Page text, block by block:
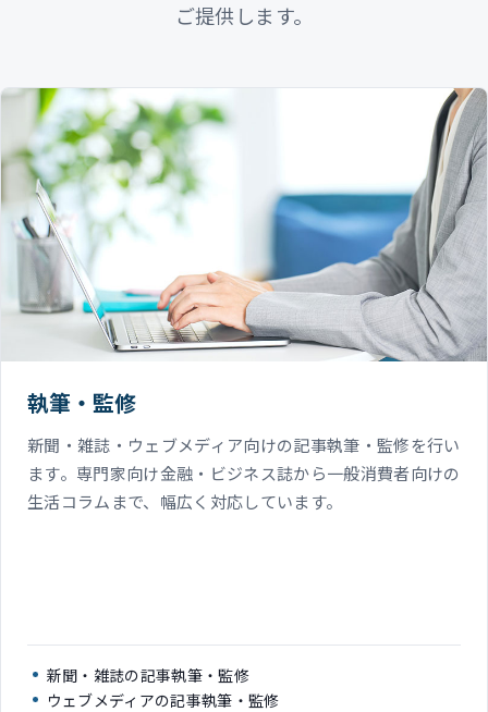
ご提供します。
執筆・監修
新聞・雑誌・ウェブメディア向けの記事執筆・監修を行い
ます。専門家向け金融・ビジネス誌から一般消費者向けの
生活コラムまで、幅広く対応しています。
新聞・雑誌の記事執筆・監修
ウェブメディアの記事執筆・監修